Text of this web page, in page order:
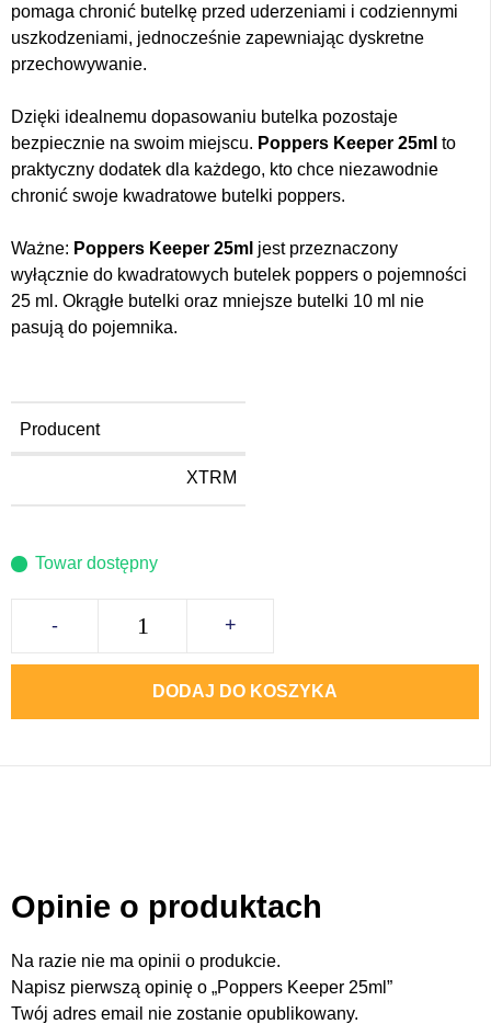
pomaga chronić butelkę przed uderzeniami i codziennymi
uszkodzeniami, jednocześnie zapewniając dyskretne
przechowywanie.
Dzięki idealnemu dopasowaniu butelka pozostaje
bezpiecznie na swoim miejscu. Poppers Keeper 25ml to
praktyczny dodatek dla każdego, kto chce niezawodnie
chronić swoje kwadratowe butelki poppers.
Ważne: Poppers Keeper 25ml jest przeznaczony
wyłącznie do kwadratowych butelek poppers o pojemności
25 ml. Okrągłe butelki oraz mniejsze butelki 10 ml nie
pasują do pojemnika.
Producent
XTRM
Towar dostępny
- +
DODAJ DO KOSZYKA
Opinie o produktach
Na razie nie ma opinii o produkcie.
Napisz pierwszą opinię o „Poppers Keeper 25ml”
Twój adres email nie zostanie opublikowany.